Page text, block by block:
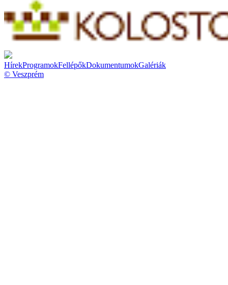
HírekProgramokFellépőkDokumentumokGalériák
© Veszprém